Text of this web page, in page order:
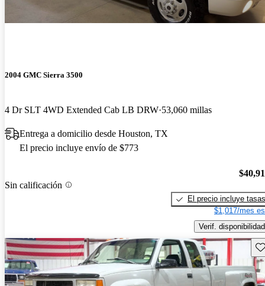
2004 GMC Sierra 3500
4 Dr SLT 4WD Extended Cab LB DRW 53,060 millas
Entrega a domicilio desde Houston, TX
El precio incluye envío de $773
Sin calificación
El precio incluye tasas
$1,017/mes
Verif. disponibilidad